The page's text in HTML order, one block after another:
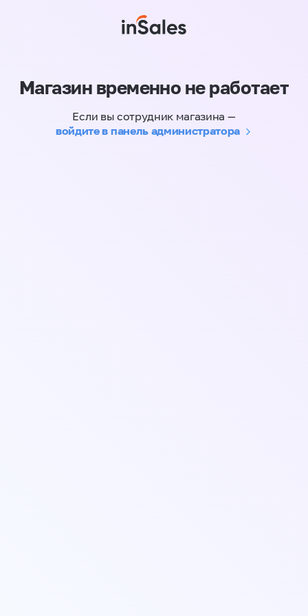
Магазин временно не работает
Если вы сотрудник магазина —
войдите в панель администратора